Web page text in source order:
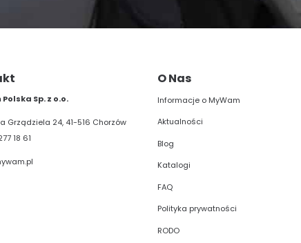
Sp. z o.o.
Grządziela 24, 41-516 Chorzów
18 61
O Nas
Informacje o MyWam
Aktualności
Blog
Katalogi
FAQ
Polityka prywatności
RODO